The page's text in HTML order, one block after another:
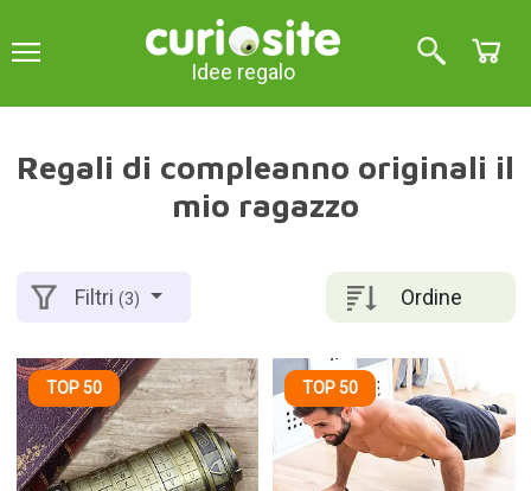
Idee regalo
Regali di compleanno originali il
mio ragazzo
Ordine
Filtri(3)
TOP 50 TOP 50